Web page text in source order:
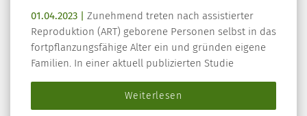
01.04.2023 | Zunehmend treten nach assistierter
Reproduktion (ART) geborene Personen selbst in das
fortpflanzungsfähige Alter ein und gründen eigene
Familien. In einer aktuell publizierten Studie
Weiterlesen